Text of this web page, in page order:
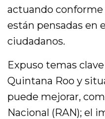
actuando conforme
están pensadas en
ciudadanos.
Expuso temas
Quintana Roo y
puede mejorar,
Nacional (RAN); el